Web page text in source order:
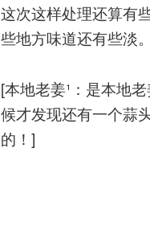
这次这样处理还算有
些地方味道还有些淡。
[本地老姜¹：是本地
候才发现还有一个蒜
的！]